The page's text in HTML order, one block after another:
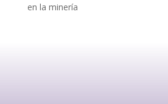
en la minería